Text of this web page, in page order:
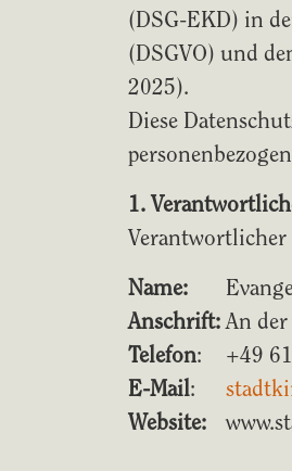
(DSG-EKD) in
(DSGVO) und
2025).
Diese
1.
Verantwortlicher
Name:
Anschrift:An der
Telefon:
+49
E-Mail:
Website: